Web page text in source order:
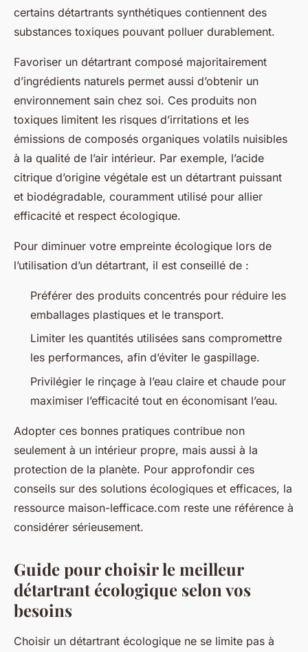
certains détartrants synthétiques contiennent des
substances toxiques pouvant polluer durablement.
Favoriser un détartrant composé majoritairement
d’ingrédients naturels permet aussi d’obtenir un
environnement sain chez soi. Ces produits non
toxiques limitent les risques d’irritations et les
émissions de composés organiques volatils nuisibles
à la qualité de l’air intérieur. Par exemple, l’acide
citrique d’origine végétale est un détartrant puissant
et biodégradable, couramment utilisé pour allier
efficacité et respect écologique.
Pour diminuer votre empreinte écologique lors de
l’utilisation d’un détartrant, il est conseillé de :
Préférer des produits concentrés pour réduire les
emballages plastiques et le transport.
Limiter les quantités utilisées sans compromettre
les performances, afin d’éviter le gaspillage.
Privilégier le rinçage à l’eau claire et chaude pour
maximiser l’efficacité tout en économisant l’eau.
Adopter ces bonnes pratiques contribue non
seulement à un intérieur propre, mais aussi à la
protection de la planète. Pour approfondir ces
conseils sur des solutions écologiques et efficaces, la
ressource maison-lefficace.com reste une référence à
considérer sérieusement.
Guide pour choisir le meilleur
détartrant écologique selon vos
besoins
Choisir un détartrant écologique ne se limite pas à